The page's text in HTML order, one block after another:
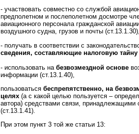
- участвовать совместно со службой
предполетном и послеполетном досмотре
авиационного персонала гражданской
воздушного судна, грузов и почты (ст.13.1.30),
- получать в соответствии с
сведения, составляющие налоговую тайну
- использовать на безвозмездной основе
информации (ст.13.1.40),
пользоваться беспрепятственно, на
целях (а с какой целью пользуется –
автора) средствами связи, принадлежащими
(ст.13.1.41).
При этом пункт 3 той же статьи 13: